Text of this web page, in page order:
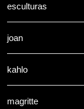
esculturas
joan
kahlo
magritte